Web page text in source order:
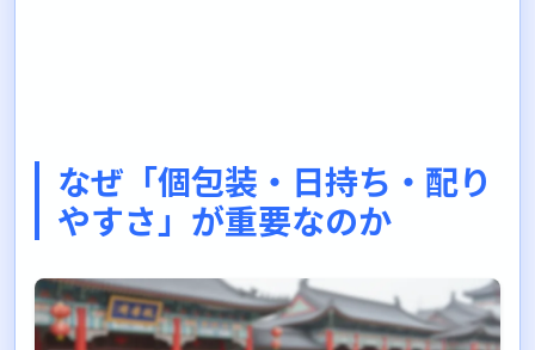
なぜ「個包装・日持ち・配り
やすさ」が重要なのか